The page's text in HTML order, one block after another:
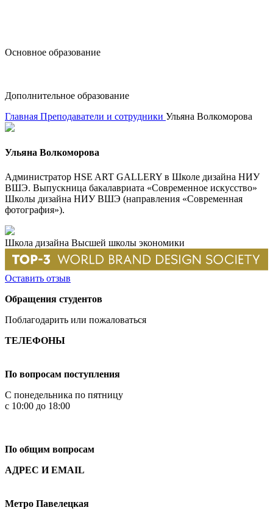
Основное образование
Дополнительное образование
Главная Преподаватели и сотрудники Ульяна Волкоморова
Ульяна Волкоморова
Администратор HSE ART GALLERY в Школе дизайна НИУ
ВШЭ. Выпускница бакалавриата «Современное искусство»
Школы дизайна НИУ ВШЭ (направления «Современная
фотография»).
Школа дизайна Высшей школы экономики
Оставить отзыв
Обращения студентов
Поблагодарить или пожаловаться
ТЕЛЕФОНЫ
По вопросам поступления
С понедельника по пятницу
с 10:00 до 18:00
По общим вопросам
АДРЕС И EMAIL
Метро Павелецкая